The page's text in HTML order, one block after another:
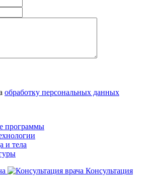
обработку персональных данных
программы
и тела
Консультация